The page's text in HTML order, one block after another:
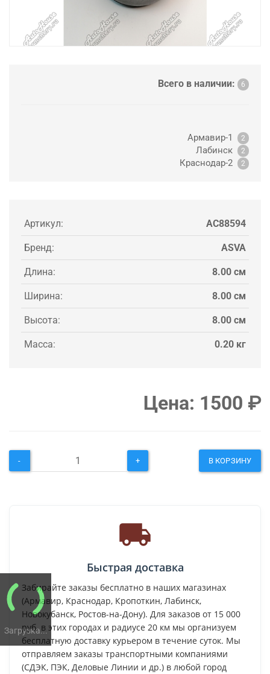
Загрузка...
Всего в наличии: 6
Армавир-1 2
Лабинск 2
Краснодар-2 2
Артикул: AC88594
Бренд: ASVA
Длина: 8.00 см
Ширина: 8.00 см
Высота: 8.00 см
Масса: 0.20 кг
Цена: 1500 ₽
- + В КОРЗИНУ
Быстрая доставка
Забирайте заказы бесплатно в наших магазинах
(Армавир, Краснодар, Кропоткин, Лабинск,
Новокубанск, Ростов-на-Дону). Для заказов от 15 000
руб. в этих городах и радиусе 20 км мы организуем
бесплатную доставку курьером в течение суток. Мы
отправляем заказы транспортными компаниями
(СДЭК, ПЭК, Деловые Линии и др.) в любой город